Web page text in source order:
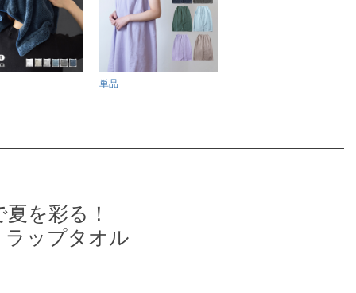
単品
を彩る！
ップタオル